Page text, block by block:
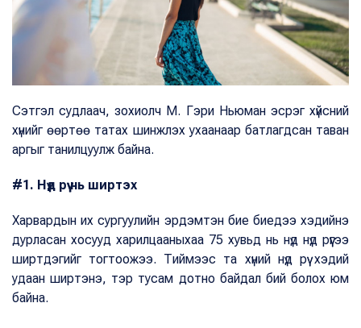
Сэтгэл судлаач, зохиолч М. Гэри Ньюман эсрэг хүйсний
хүнийг өөртөө татах шинжлэх ухаанаар батлагдсан таван
аргыг танилцуулж байна.
#1. Нүд рүү нь ширтэх
Харвардын их сургуулийн эрдэмтэн бие биедээ хэдийнэ
дурласан хосууд харилцааныхаа 75 хувьд нь нүд нүд рүүгээ
ширтдэгийг тогтоожээ. Тиймээс та хүний нүд рүү хэдий
удаан ширтэнэ, тэр тусам дотно байдал бий болох юм
байна.